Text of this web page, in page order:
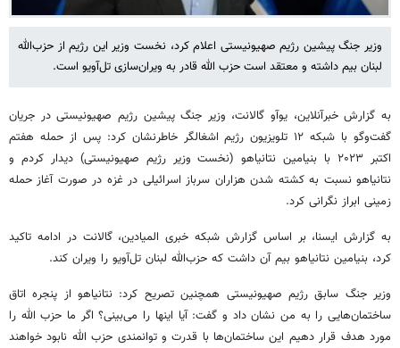
وزیر جنگ پیشین رژیم صهیونیستی اعلام کرد، نخست وزیر این رژیم از حزب‌الله
لبنان بیم داشته و معتقد است حزب الله قادر به ویران‌سازی تل‌آویو است.
به گزارش خبرآنلاین، یوآو گالانت، وزیر جنگ پیشین رژیم صهیونیستی در جریان
گفت‌وگو با شبکه ۱۲ تلویزیون رژیم اشغالگر خاطرنشان کرد: پس از حمله هفتم
اکتبر ۲۰۲۳ با بنیامین نتانیاهو (نخست وزیر رژیم صهیونیستی) دیدار کردم و
نتانیاهو نسبت به کشته شدن هزاران سرباز اسرائیلی در غزه در صورت آغاز حمله
زمینی ابراز نگرانی کرد.
به گزارش ایسنا، بر اساس گزارش شبکه خبری المیادین، گالانت در ادامه تاکید
کرد، بنیامین نتانیاهو بیم آن داشت که حزب‌الله لبنان تل‌آویو را ویران کند.
وزیر جنگ سابق رژیم صهیونیستی همچنین تصریح کرد: نتانیاهو از پنجره اتاق
ساختمان‌هایی را به من نشان داد و گفت: آیا اینها را می‌بینی؟ اگر ما حزب الله را
مورد هدف قرار دهیم این ساختمان‌ها با قدرت و توانمندی حزب الله نابود خواهند